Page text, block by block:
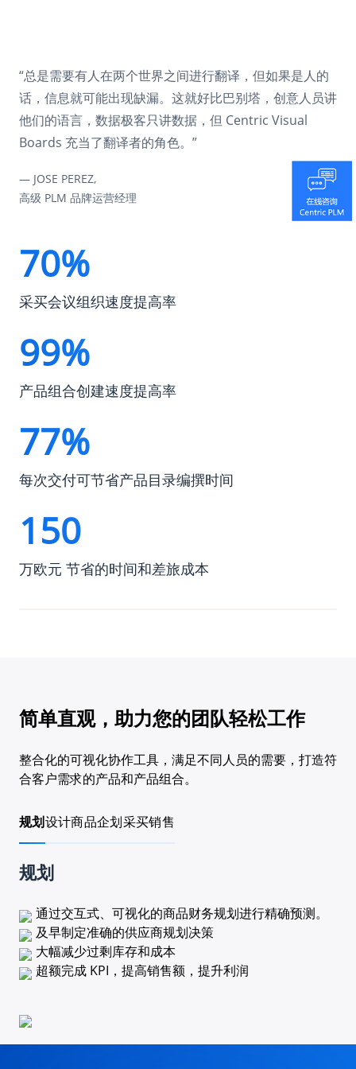
信息系统、产品和品牌高级经理
“总是需要有人在两个世界之间进行翻译，但如果是人的
话，信息就可能出现缺漏。这就好比巴别塔，创意人员讲
他们的语言，数据极客只讲数据，但 Centric Visual
Boards 充当了翻译者的角色。”
— JOSE PEREZ,
高级 PLM 品牌运营经理
信息系统、产品和品牌高级经理
— JOSE PEREZ,
高级 PLM 品牌运营经理
70%
采买会议组织速度提高率
99%
产品组合创建速度提高率
77%
每次交付可节省产品目录编撰时间
150
万欧元 节省的时间和差旅成本
简单直观，助力您的团队轻松工作
整合化的可视化协作工具，满足不同人员的需要，打造符
合客户需求的产品和产品组合。
规划设计商品企划采买销售
规划
通过交互式、可视化的商品财务规划进行精确预测。
及早制定准确的供应商规划决策
大幅减少过剩库存和成本
超额完成 KPI，提高销售额，提升利润